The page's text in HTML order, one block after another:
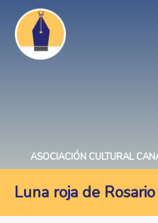
Pasar
contenido
principal
ASOCIACIÓN CULTURAL
Luna roja de